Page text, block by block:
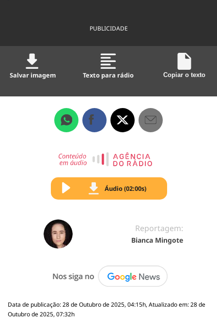
PUBLICIDADE
Salvar imagem Texto para rádio Copiar o texto
Áudio (02:00s)
Reportagem:
Bianca Mingote
Data de publicação: 28 de Outubro de 2025, 04:15h, Atualizado em: 28 de
Outubro de 2025, 07:32h